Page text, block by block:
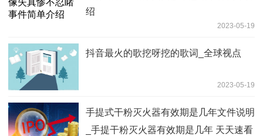
绍
2023-05-19
抖音最火的歌挖呀挖的歌词_全球视点
2023-05-19
手提式干粉灭火器有效期是几年文件说明
_手提干粉灭火器有效期是几年 天天速看